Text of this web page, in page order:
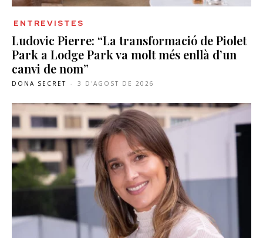
ENTREVISTES
Ludovic Pierre: “La transformació de Piolet
Park a Lodge Park va molt més enllà d’un
canvi de nom”
DONA SECRET - 3 D'AGOST DE 2026